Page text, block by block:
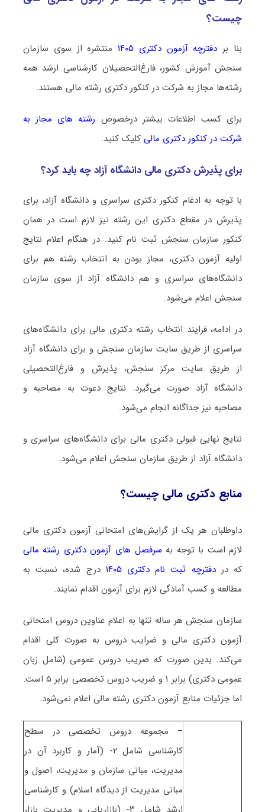
چیست؟
بنا بر دفترچه آزمون دکتری ۱۴۰۵
منتشره از سوی سازمان
سنجش آموزش کشور، فارغ‌التحصیلان کارشناسی ارشد همه
رشته‌ها مجاز به شرکت در کنکور دکتری رشته ﻣﺎلی هستند.
برای کسب اطلاعات بیشتر درخصوص رشته های مجاز به
شرکت در کنکور دکتری ﻣﺎلیکلیک کنید.
برای پذیرش دکتری ﻣﺎلی دانشگاه آزاد چه باید کرد؟
با توجه به ادغام کنکور دکتری سراسری و دانشگاه آزاد، برای
پذیرش در مقطع دکتری این رشته نیز لازم است در همان
کنکور سازمان سنجش ثبت نام کنید. در هنگام اعلام نتایج
اولیه آزمون دکتری، مجاز بودن به انتخاب رشته هم برای
دانشگاه‌های سراسری و هم دانشگاه آزاد از سوی سازمان
سنجش اعلام می‌شود.
در ادامه، فرایند انتخاب رشته دکتری ﻣﺎلی برای دانشگاه‌های
سراسری از طریق سایت سازمان سنجش و برای دانشگاه آزاد
از طریق سایت مرکز سنجش، پذیرش و فارغ‌التحصیلی
دانشگاه آزاد صورت می‌گیرد. نتایج دعوت به مصاحبه و
مصاحبه نیز جداگانه انجام می‌شود.
نتایج نهایی قبولی دکتری ﻣﺎلی برای دانشگاه‌های سراسری و
دانشگاه آزاد از طریق سازمان سنجش اعلام می‌شود.
منابع دکتری ﻣﺎلی چیست؟
داوطلبان هر یک از گرایش‌های امتحانی آزمون دکتری ﻣﺎلی
لازم است با توجه به سرفصل های آزمون دکتری رشته ﻣﺎلی
که در دفترچه ثبت نام دکتری ۱۴۰۵
درج شده، نسبت به
مطالعه و کسب آمادگی لازم برای آزمون اقدام نمایند.
سازمان سنجش هر ساله تنها به اعلام عناوین دروس امتحانی
آزمون دکتری ﻣﺎلی و ضرایب دروس به صورت کلی اقدام
می‌کند. بدین صورت که ضریب دروس عمومی (شامل زبان
عمومی دکتری) برابر ۱ و ضریب دروس تخصصی برابر ۵ است.
اما جزئیات منابع آزمون دکتری رشته ﻣﺎلی اعلام نمی‌شود.
– مجموعه دروس تخصصی در سطح
کارشناسی شامل ۲- (آمار و کاربرد آن در
مدیریت، مبانی سازمان و مدیریت، اصول و
مبانی مدیریت از دیدگاه اسلام) و کارشناسی